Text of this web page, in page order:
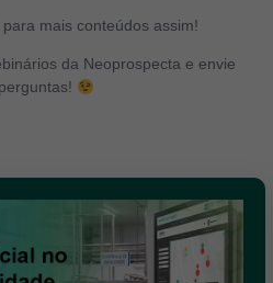
mais conteúdos assim!
da Neoprospecta e envie